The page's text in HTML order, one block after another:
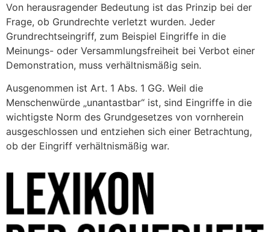
Von herausragender Bedeutung ist das Prinzip bei der
Frage, ob Grundrechte verletzt wurden. Jeder
Grundrechtseingriff, zum Beispiel Eingriffe in die
Meinungs- oder Versammlungsfreiheit bei Verbot einer
Demonstration, muss verhältnismäßig sein.
Ausgenommen ist Art. 1 Abs. 1 GG. Weil die
Menschenwürde „unantastbar“ ist, sind Eingriffe in die
wichtigste Norm des Grundgesetzes von vornherein
ausgeschlossen und entziehen sich einer Betrachtung,
ob der Eingriff verhältnismäßig war.